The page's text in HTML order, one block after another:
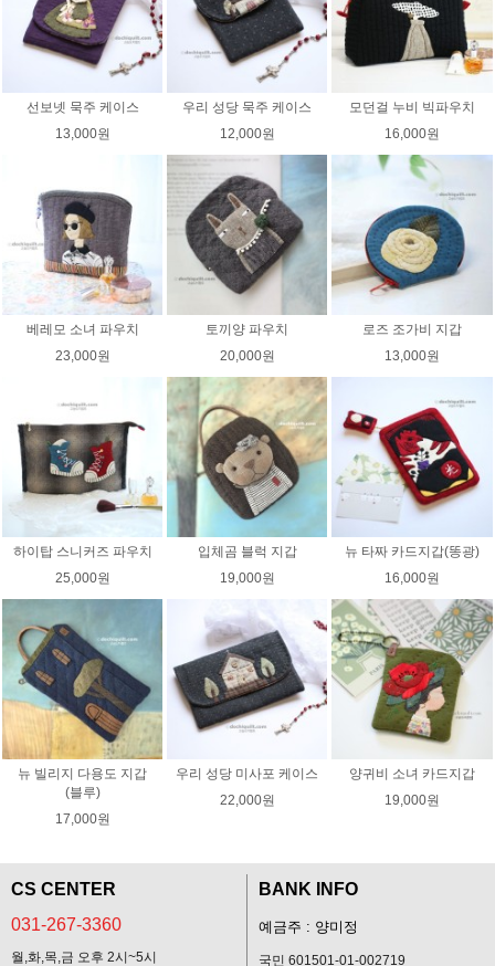
선보넷 묵주 케이스
13,000원
우리 성당 묵주 케이스
12,000원
모던걸 누비 빅파우치
16,000원
베레모 소녀 파우치
23,000원
토끼양 파우치
20,000원
로즈 조가비 지갑
13,000원
하이탑 스니커즈 파우치
25,000원
입체곰 블럭 지갑
19,000원
뉴 타짜 카드지갑(똥광)
16,000원
뉴 빌리지 다용도 지갑
(블루)
17,000원
우리 성당 미사포 케이스
22,000원
양귀비 소녀 카드지갑
19,000원
CS CENTER
031-267-3360
월,화,목,금 오후 2시~5시
BANK INFO
예금주 : 양미정
국민 601501-01-002719